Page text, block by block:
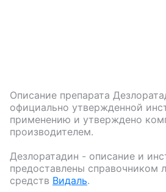
Описание препарата
официально утвержденной
применению и утверждено
производителем.
Дезлоратадин - описание и
предоставлены справочником
средств Видаль.